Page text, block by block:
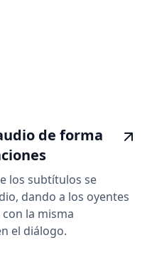
de forma
los subtítulos se
dando a los oyentes
la misma
el diálogo.